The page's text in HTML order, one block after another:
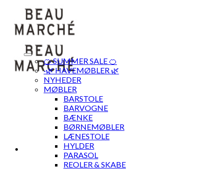
content
🍊 SUMMER SALE 🍊
·🌿 HAVEMØBLER 🌿
NYHEDER
MØBLER
BARSTOLE
BARVOGNE
BÆNKE
BØRNEMØBLER
LÆNESTOLE
HYLDER
PARASOL
REOLER & SKABE